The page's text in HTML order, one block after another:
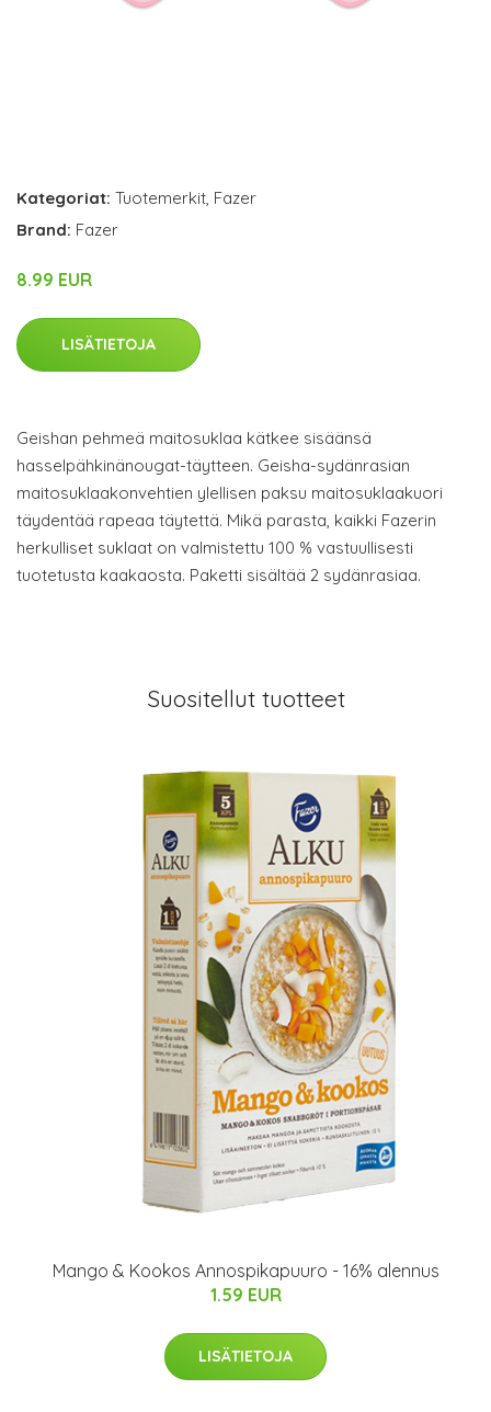
Kategoriat: Tuotemerkit, Fazer
Brand: Fazer
8.99 EUR
LISÄTIETOJA
Geishan pehmeä maitosuklaa kätkee sisäänsä
hasselpähkinänougat-täytteen. Geisha-sydänrasian
maitosuklaakonvehtien ylellisen paksu maitosuklaakuori
täydentää rapeaa täytettä. Mikä parasta, kaikki Fazerin
herkulliset suklaat on valmistettu 100 % vastuullisesti
tuotetusta kaakaosta. Paketti sisältää 2 sydänrasiaa.
Suositellut tuotteet
Mango & Kookos Annospikapuuro - 16% alennus
1.59 EUR
LISÄTIETOJA